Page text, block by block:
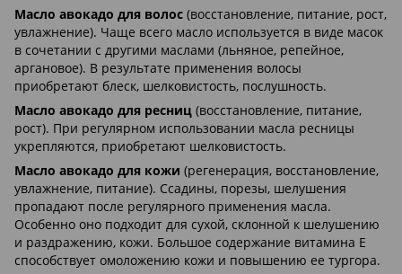
Масло авокадо для волос (восстановление, питание, рост,
увлажнение). Чаще всего масло используется в виде масок
в сочетании с другими маслами (льняное, репейное,
аргановое). В результате применения волосы
приобретают блеск, шелковистость, послушность.
Масло авокадо для ресниц (восстановление, питание,
рост). При регулярном использовании масла ресницы
укрепляются, приобретают шелковистость.
Масло авокадо для кожи (регенерация, восстановление,
увлажнение, питание). Ссадины, порезы, шелушения
пропадают после регулярного применения масла.
Особенно оно подходит для сухой, склонной к шелушению
и раздражению, кожи. Большое содержание витамина Е
способствует омоложению кожи и повышению ее тургора.